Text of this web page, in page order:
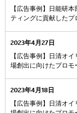
【広告事例】日能研
ティングに貢献したプ
2023年4月27日
【広告事例】日清オ
場創出に向けたプロモ
2023年4月18日
【広告事例】日清オ